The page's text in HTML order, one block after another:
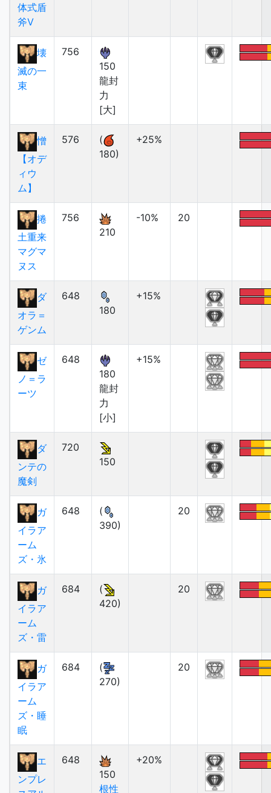
体式盾
斧Ⅴ
壊
滅の一
束
756
150
龍封
力
[大]
憎
【オデ
ィウ
ム】
576
(
180)
+25%
捲
土重来
マグマ
ヌス
756
210
-10% 20
ダ
オラ＝
ゲンム
648
180
+15%
ゼ
ノ＝ラ
ーツ
648
180
龍封
力
[小]
+15%
ダ
ンテの
魔剣
720
150
ガ
イラア
ーム
ズ・氷
648
(
390)
20
ガ
イラア
ーム
ズ・雷
684
(
420)
20
ガ
イラア
ーム
ズ・睡
眠
684
(
270)
20
エ
ンプレ
648
150
根性
+20%